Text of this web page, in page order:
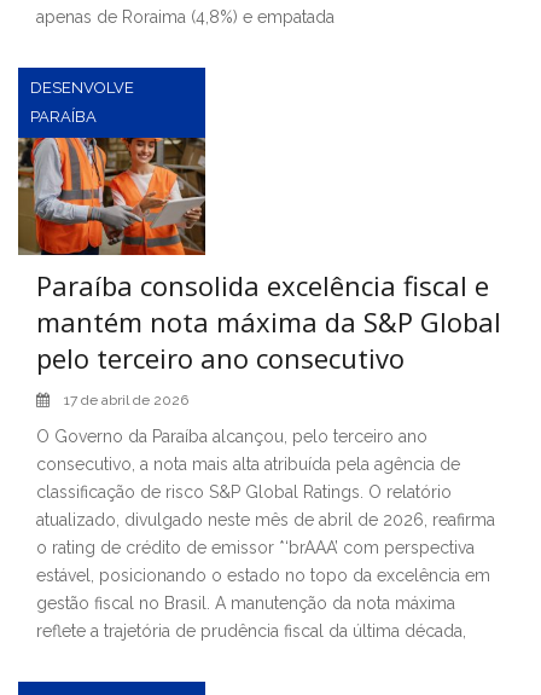
apenas de Roraima (4,8%) e empatada
DESENVOLVE
PARAÍBA
Paraíba consolida excelência fiscal e
mantém nota máxima da S&P Global
pelo terceiro ano consecutivo
17 de abril de 2026
O Governo da Paraíba alcançou, pelo terceiro ano
consecutivo, a nota mais alta atribuída pela agência de
classificação de risco S&P Global Ratings. O relatório
atualizado, divulgado neste mês de abril de 2026, reafirma
o rating de crédito de emissor *‘brAAA’ com perspectiva
estável, posicionando o estado no topo da excelência em
gestão fiscal no Brasil. A manutenção da nota máxima
reflete a trajetória de prudência fiscal da última década,